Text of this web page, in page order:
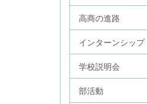
高商の進路
インターンシップ
学校説明会
部活動